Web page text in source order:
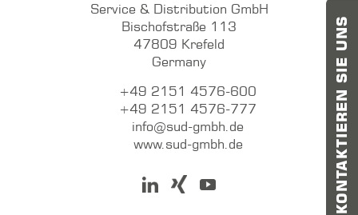
Service & Distribution GmbH
Bischofstraße 113
47809 Krefeld
Germany
+49 2151 4576-600
+49 2151 4576-777
info@sud-gmbh.de
www.sud-gmbh.de
KONTAKTIEREN SIE UNS